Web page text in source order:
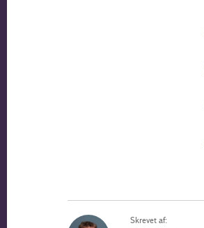
Skrevet af: